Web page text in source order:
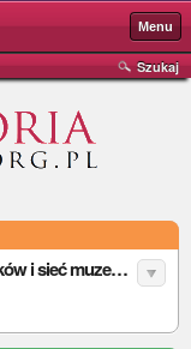
Menu
Szukaj
Odbudowa kazimierzowskich zamków i sieć muzeów niepodległości. Prezes PiS o historii